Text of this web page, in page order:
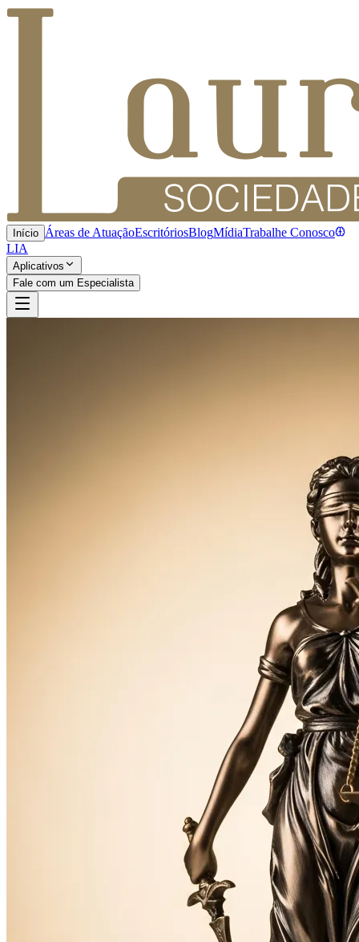
Início Áreas de AtuaçãoEscritóriosBlogMídiaTrabalhe Conosco
LIA
Aplicativos
Fale com um Especialista